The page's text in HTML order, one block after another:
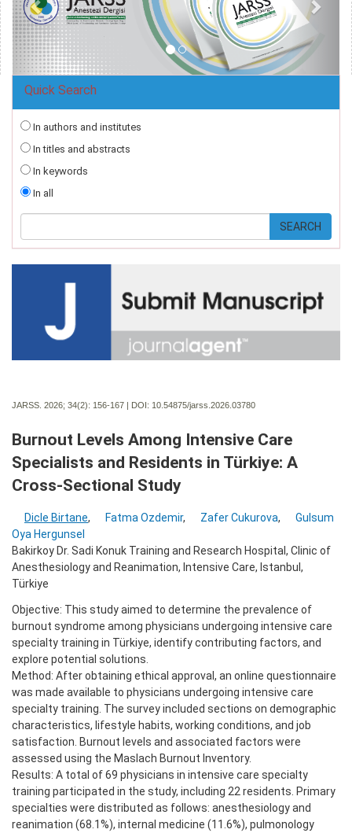
Quick Search
In authors and institutes
In titles and abstracts
In keywords
In all
JARSS. 2026; 34(2): 156-167 | DOI: 10.54875/jarss.2026.03780
Burnout Levels Among Intensive Care
Specialists and Residents in Türkiye: A
Cross-Sectional Study
Dicle Birtane, Fatma Ozdemir, Zafer Cukurova,
Gulsum
Oya Hergunsel
Bakirkoy Dr. Sadi Konuk Training and Research Hospital, Clinic of
Anesthesiology and Reanimation, Intensive Care, Istanbul,
Türkiye
Objective: This study aimed to determine the prevalence of
burnout syndrome among physicians undergoing intensive care
specialty training in Türkiye, identify contributing factors, and
explore potential solutions.
Method: After obtaining ethical approval, an online questionnaire
was made available to physicians undergoing intensive care
specialty training. The survey included sections on demographic
characteristics, lifestyle habits, working conditions, and job
satisfaction. Burnout levels and associated factors were
assessed using the Maslach Burnout Inventory.
Results: A total of 69 physicians in intensive care specialty
training participated in the study, including 22 residents. Primary
specialties were distributed as follows: anesthesiology and
reanimation (68.1%), internal medicine (11.6%), pulmonology